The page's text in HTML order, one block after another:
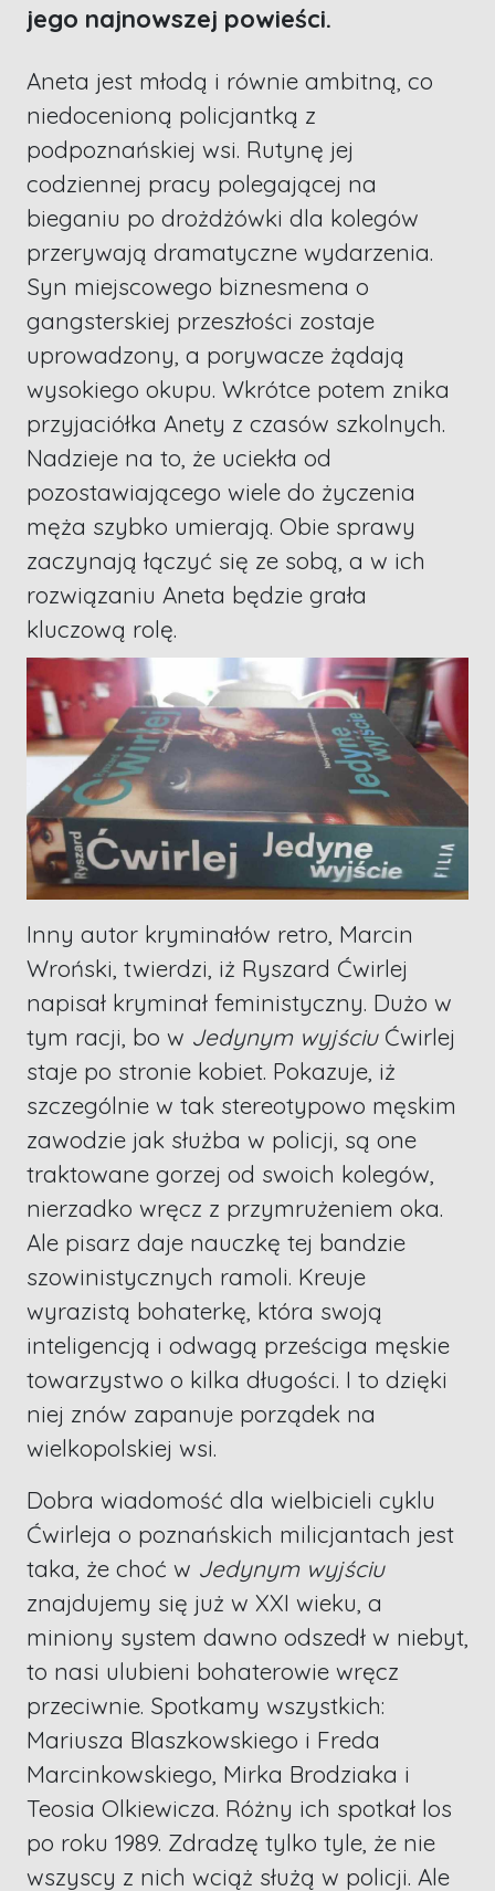
jego najnowszej powieści.
Aneta jest młodą i równie ambitną, co
niedocenioną policjantką z
podpoznańskiej wsi. Rutynę jej
codziennej pracy polegającej na
bieganiu po drożdżówki dla kolegów
przerywają dramatyczne wydarzenia.
Syn miejscowego biznesmena o
gangsterskiej przeszłości zostaje
uprowadzony, a porywacze żądają
wysokiego okupu. Wkrótce potem znika
przyjaciółka Anety z czasów szkolnych.
Nadzieje na to, że uciekła od
pozostawiającego wiele do życzenia
męża szybko umierają. Obie sprawy
zaczynają łączyć się ze sobą, a w ich
rozwiązaniu Aneta będzie grała
kluczową rolę.
Inny autor kryminałów retro, Marcin
Wroński, twierdzi, iż Ryszard Ćwirlej
napisał kryminał feministyczny. Dużo w
tym racji, bo w Jedynym wyjściuĆwirlej
staje po stronie kobiet. Pokazuje, iż
szczególnie w tak stereotypowo męskim
zawodzie jak służba w policji, są one
traktowane gorzej od swoich kolegów,
nierzadko wręcz z przymrużeniem oka.
Ale pisarz daje nauczkę tej bandzie
szowinistycznych ramoli. Kreuje
wyrazistą bohaterkę, która swoją
inteligencją i odwagą prześciga męskie
towarzystwo o kilka długości. I to dzięki
niej znów zapanuje porządek na
wielkopolskiej wsi.
Dobra wiadomość dla wielbicieli cyklu
Ćwirleja o poznańskich milicjantach jest
taka, że choć w Jedynym wyjściu
znajdujemy się już w XXI wieku, a
miniony system dawno odszedł w niebyt,
to nasi ulubieni bohaterowie wręcz
przeciwnie. Spotkamy wszystkich:
Mariusza Blaszkowskiego i Freda
Marcinkowskiego, Mirka Brodziaka i
Teosia Olkiewicza. Różny ich spotkał los
po roku 1989. Zdradzę tylko tyle, że nie
wszyscy z nich wciąż służą w policji. Ale